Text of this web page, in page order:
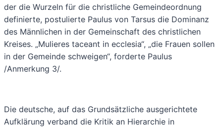
der die Wurzeln für die christliche Gemeindeordnung
definierte, postulierte Paulus von Tarsus die Dominanz
des Männlichen in der Gemeinschaft des christlichen
Kreises. „Mulieres taceant in ecclesia“, „die Frauen sollen
in der Gemeinde schweigen“, forderte Paulus
/Anmerkung 3/.
Die deutsche, auf das Grundsätzliche ausgerichtete
Aufklärung verband die Kritik an Hierarchie in